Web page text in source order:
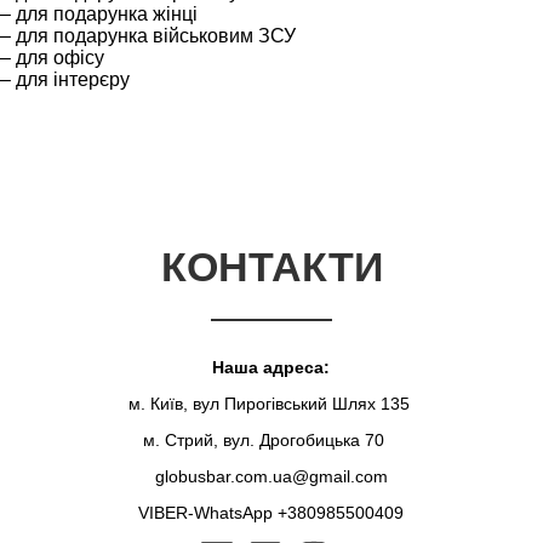
– для подарунка жінці
– для подарунка військовим ЗСУ
– для офісу
– для інтерєру
КОНТАКТИ
Наша адреса:
м. Київ, вул Пирогівський Шлях 135
м. Стрий, вул. Дрогобицька 70
globusbar.com.ua@gmail.com
VIBER-WhatsApp +380985500409